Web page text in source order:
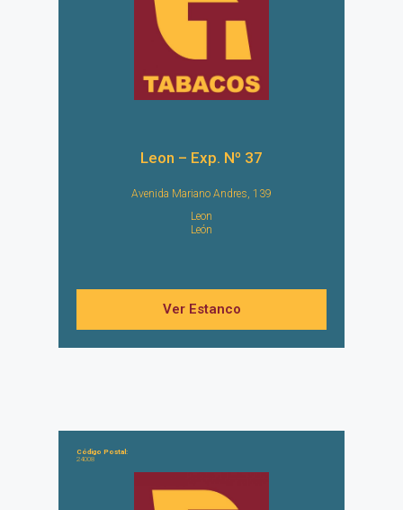
Leon – Exp. Nº 37
Avenida Mariano Andres, 139
Leon
León
Ver Estanco
Código Postal:
24008